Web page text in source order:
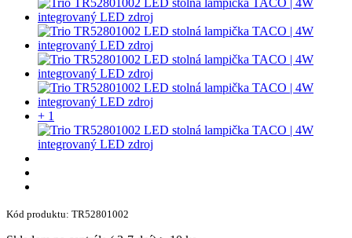
+ 1
Kód produktu: TR52801002